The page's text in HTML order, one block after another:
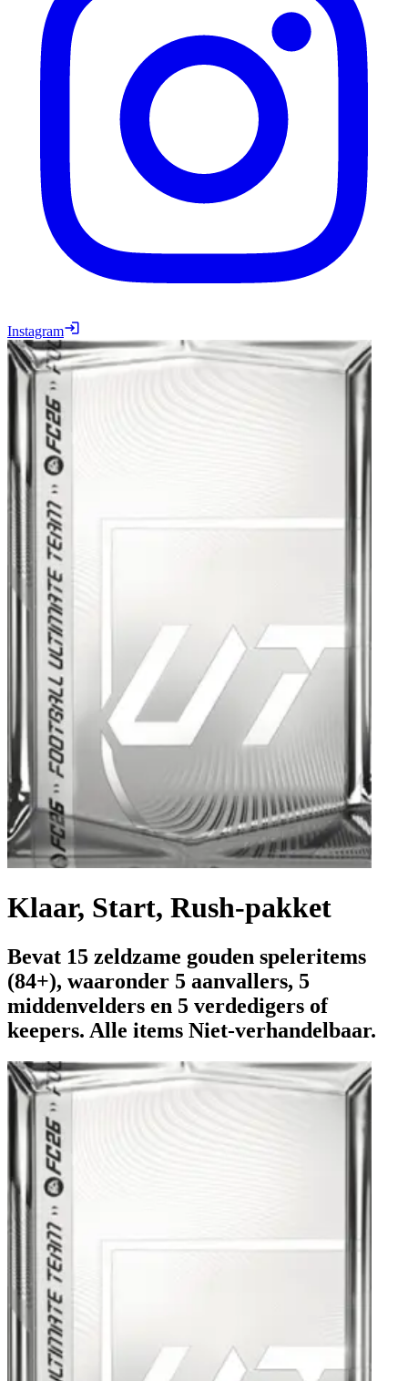
Instagram
Klaar, Start, Rush-pakket
Bevat 15 zeldzame gouden speleritems
(84+), waaronder 5 aanvallers, 5
middenvelders en 5 verdedigers of
keepers. Alle items Niet-verhandelbaar.